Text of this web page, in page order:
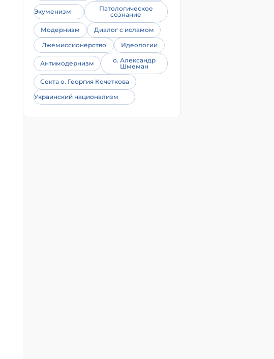
Экуменизм
Патологическое
сознание
Модернизм
Диалог с исламом
Лжемиссионерство
Идеологии
Антимодернизм
о. Александр
Шмеман
Секта о. Георгия Кочеткова
Украинский национализм